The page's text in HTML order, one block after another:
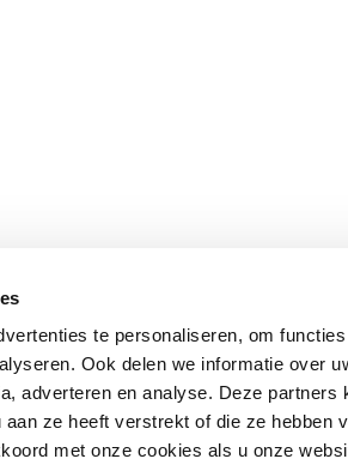
te personaliseren, om
Ook delen we informatie over
adverteren en analyse. Deze partners
ze heeft verstrekt of die ze hebben
met onze cookies als u onze